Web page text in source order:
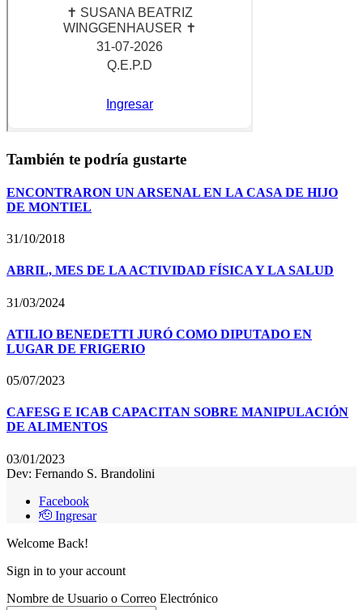
También te podría gustarte
ENCONTRARON UN ARSENAL EN LA CASA DE HIJO
DE MONTIEL
31/10/2018
ABRIL, MES DE LA ACTIVIDAD FÍSICA Y LA SALUD
31/03/2024
ATILIO BENEDETTI JURÓ COMO DIPUTADO EN
LUGAR DE FRIGERIO
05/07/2023
CAFESG E ICAB CAPACITAN SOBRE MANIPULACIÓN
DE ALIMENTOS
03/01/2023
Dev: Fernando S. Brandolini
Facebook
🫡 Ingresar
Welcome Back!
Sign in to your account
Nombre de Usuario o Correo Electrónico